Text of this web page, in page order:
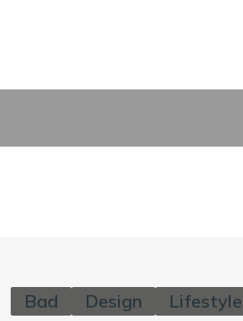
Bad Design Lifestyle